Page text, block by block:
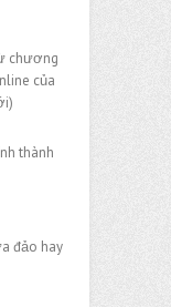
chương
của
thành
đảo hay